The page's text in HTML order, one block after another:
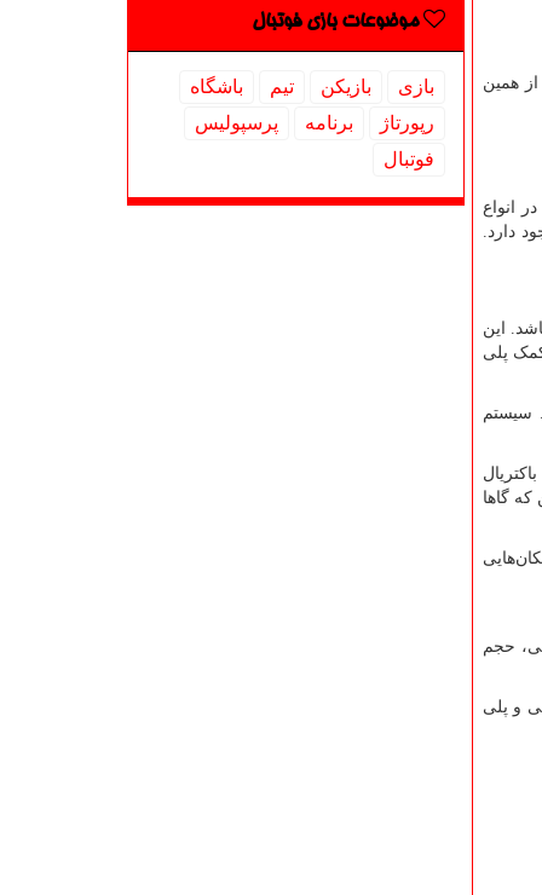
همین
در انواع
دارد.
این
پلی
سیستم
گاها
حجم
و پلی
موضوعات بازی فوتبال
بازی بازیكن تیم
باشگاه
رپورتاژ
برنامه
پرسپولیس
فوتبال